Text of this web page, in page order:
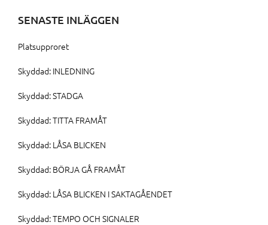
SENASTE INLÄGGEN
Platsupproret
Skyddad: INLEDNING
Skyddad: STADGA
Skyddad: TITTA FRAMÅT
Skyddad: LÅSA BLICKEN
Skyddad: BÖRJA GÅ FRAMÅT
Skyddad: LÅSA BLICKEN I SAKTAGÅENDET
Skyddad: TEMPO OCH SIGNALER